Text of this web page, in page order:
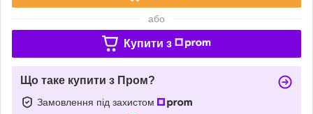
або
Купити з
Що таке купити з Пром?
Замовлення під захистом